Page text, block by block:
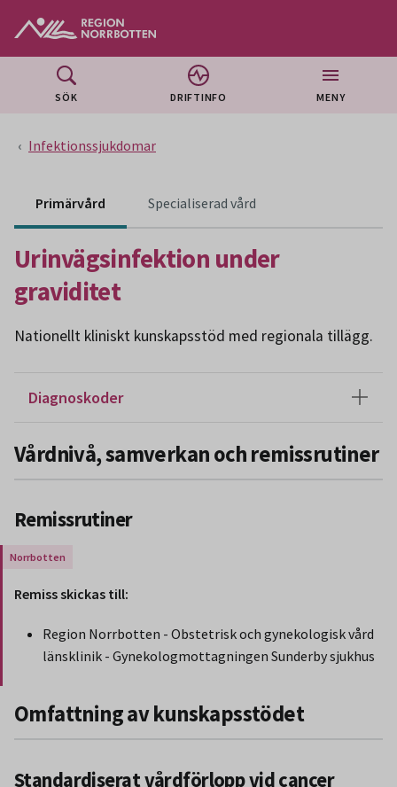
SÖK DRIFTINFO MENY
Infektionssjukdomar
Primärvård Specialiserad vård
Urinvägsinfektion under
graviditet
Nationellt kliniskt kunskapsstöd med regionala tillägg.
Diagnoskoder
Vårdnivå, samverkan och remissrutiner
Remissrutiner
Gäller endast för Region Norrbotten.
Remiss skickas till:
Region Norrbotten - Obstetrisk och gynekologisk vård
länsklinik - Gynekologmottagningen Sunderby sjukhus
Omfattning av kunskapsstödet
Standardiserat vårdförlopp vid cancer